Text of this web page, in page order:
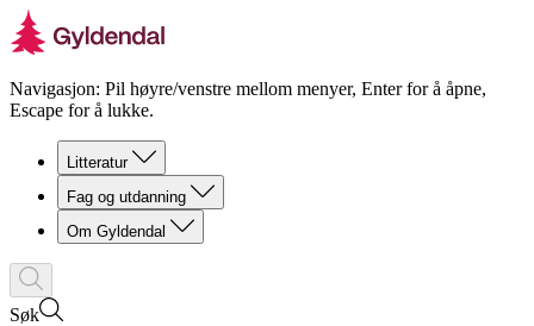
Navigasjon: Pil høyre/venstre mellom menyer, Enter for å åpne,
Escape for å lukke.
Litteratur
Fag og utdanning
Om Gyldendal
Søk